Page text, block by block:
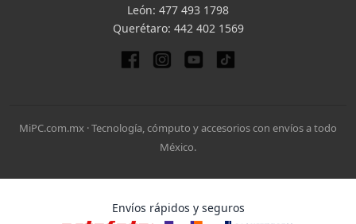
León: 477 493 1798
Querétaro: 442 402 1569
MiPC.com.mx · Tecnología, cómputo y accesorios con envíos a todo
México.
Envíos rápidos y seguros